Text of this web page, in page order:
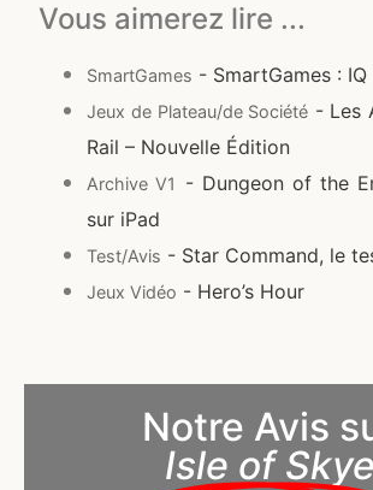
Vous aimerez lire ...
SmartGames - SmartGames : IQ
Jeux de Plateau/de Société - Les
Rail – Nouvelle Édition
Archive V1
- Dungeon of the
sur iPad
Test/Avis - Star Command, le
Jeux Vidéo - Hero’s Hour
Notre Avis
Isle of Skye